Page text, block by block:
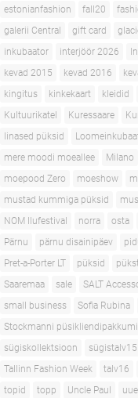
estonianfashion
fall20
galerii Central
gift card
inkubaator
interjöör 2026
kevad 2015
kevad 2016
kingitus
kinkekaart kleidid
Kultuurikatel
Kuressaare
linased püksid
mere moodi moeallee
Milano
moepood Zero
moeshow
mustad kummiga püksid
NOM Ilufestival
norra osta
Pärnu
pärnu disainipäev
Pret-a-Porter LT
püksid
Saaremaa
sale SALT
small business
Sofia Rubina
Stockmanni
sügiskollektsioon
Tallinn Fashion Week
talv16
topid
topp Uncle Paul